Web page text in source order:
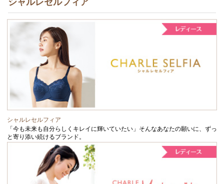
シャルレセルフィア
シャルレセルフィア
「今も未来も自分らしくキレイに輝いていたい」そんなあなたの願いに、ずっ
と寄り添い続けるブランド。